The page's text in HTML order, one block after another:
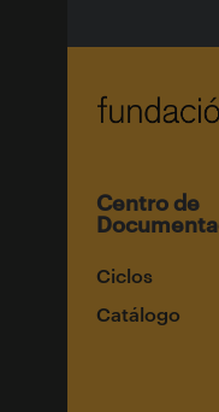
Centro de
Ciclos
Catálogo